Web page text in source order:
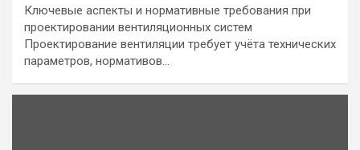
Ключевые аспекты и нормативные требования при
проектировании вентиляционных систем
Проектирование вентиляции требует учёта технических
параметров, нормативов…